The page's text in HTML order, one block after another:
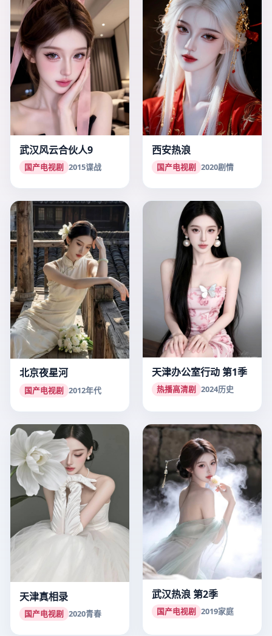
武汉风云合伙人9
国产电视剧 2015谍战
西安热浪
国产电视剧 2020剧情
北京夜星河
国产电视剧 2012年代
天津办公室行动 第1季
热播高清剧 2024历史
天津真相录
国产电视剧 2020青春
武汉热浪 第2季
国产电视剧 2019家庭